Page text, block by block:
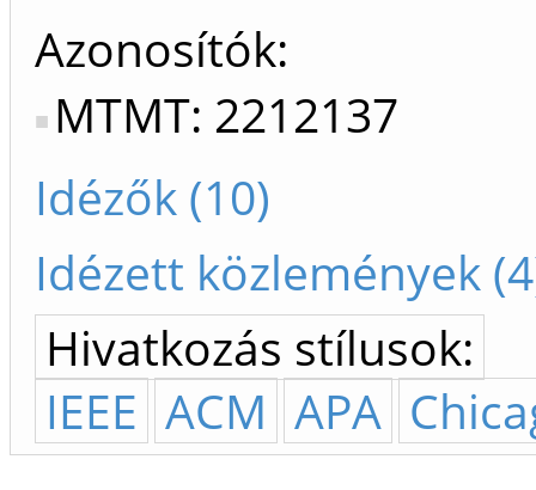
Azonosítók
MTMT: 2212137
Idézők (10)
Idézett közlemények
Hivatkozás stílusok:
IEEE ACM APA